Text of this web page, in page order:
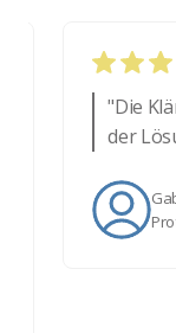
"Die Klärung
der Lösung
Gabi Dr.
Professorin